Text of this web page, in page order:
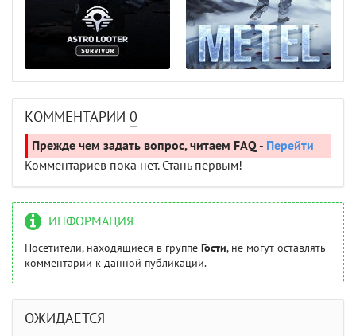
КОММЕНТАРИИ 0
Прежде чем задать вопрос, читаем FAQ - Перейти
Комментариев пока нет. Стань первым!
ИНФОРМАЦИЯ
Посетители, находящиеся в группе Гости, не могут оставлять
комментарии к данной публикации.
ОЖИДАЕТСЯ